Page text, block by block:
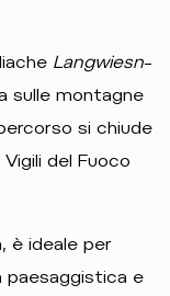
Langwiesn–
sulle montagne
si chiude
del Fuoco
è ideale per
paesaggistica e